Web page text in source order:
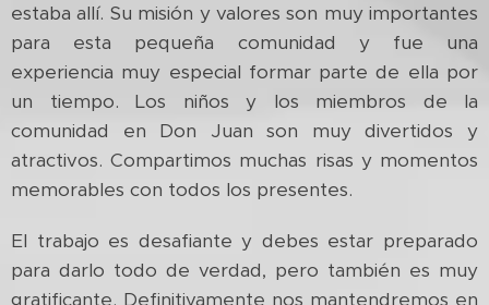
estaba allí. Su misión y valores son muy importantes
para esta pequeña comunidad y fue una
experiencia muy especial formar parte de ella por
un tiempo. Los niños y los miembros de la
comunidad en Don Juan son muy divertidos y
atractivos. Compartimos muchas risas y momentos
memorables con todos los presentes.
El trabajo es desafiante y debes estar preparado
para darlo todo de verdad, pero también es muy
gratificante. Definitivamente nos mantendremos en